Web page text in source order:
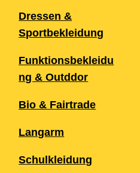
Dressen &
Sportbekleidung
Funktionsbekleidu
ng & Outddor
Bio & Fairtrade
Langarm
Schulkleidung